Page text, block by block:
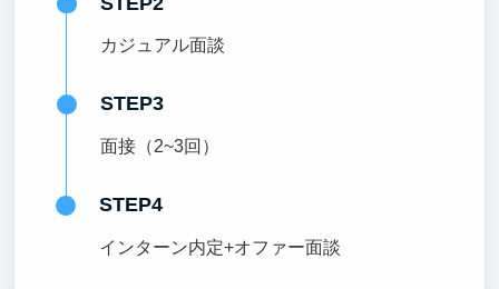
カジュアル面談
STEP3
面接（2~3回）
STEP4
インターン内定+オファー面談